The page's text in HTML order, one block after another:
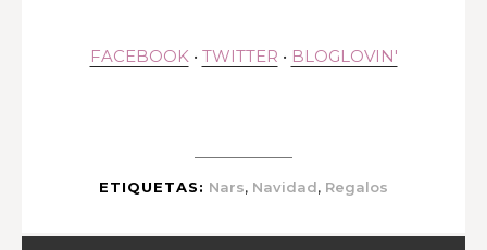
FACEBOOK • TWITTER • BLOGLOVIN'
ETIQUETAS: Nars, Navidad, Regalos